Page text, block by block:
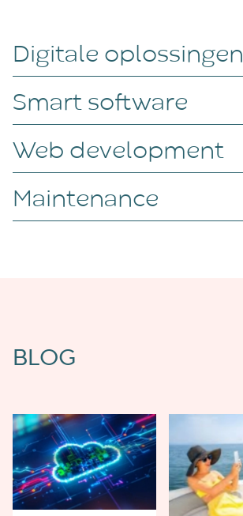
Digitale oplossingen
Smart software
Web development
Maintenance
BLOG